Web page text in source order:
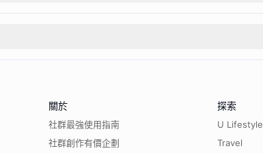
關於
社群最強使用指南
社群創作有價企劃
探索
U Lifestyle
Travel